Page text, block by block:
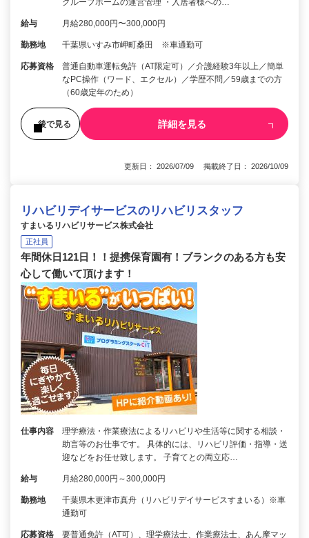
グループホームの運営管理 ・入居者様への…
給与 月給280,000円〜300,000円
勤務地 千葉県いすみ市岬町桑田 ※車通勤可
応募資格
普通自動車運転免許（AT限定可）／介護経験3年以上／簡単
なPC操作（ワード、エクセル）／学歴不問／59歳までの方
（60歳定年のため）
後で見る 詳細を見る
更新日： 2026/07/09 掲載終了日： 2026/10/09
リハビリデイサービスのリハビリスタッフ
すまいるリハビリサービス株式会社
正社員
年間休日121日！！提携保育園有！ブランクのある方も安
心して働いて頂けます！
仕事内容
理学療法・作業療法によるリハビリや生活等に関する相談・
助言等のお仕事です。 具体的には、リハビリ評価・指導・送
迎などをお任せ致します。 子育てとの両立応…
給与 月給280,000円～300,000円
勤務地
千葉県木更津市真舟（リハビリデイサービスすまいる）※車
通勤可
応募資格 要普通免許（AT可）、理学療法士、作業療法士、あん摩マッ